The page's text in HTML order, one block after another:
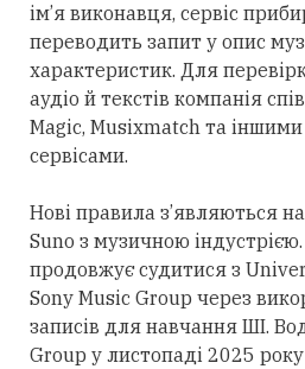
ім’я виконавця, сервіс
переводить запит у опис
характеристик. Для
аудіо й текстів компанія
Magic, Musixmatch та
сервісами.
Нові правила з’являються
Suno з музичною
продовжуєсудитися з
Sony Music Group через
записів для навчання ШІ.
Group у листопаді 2025